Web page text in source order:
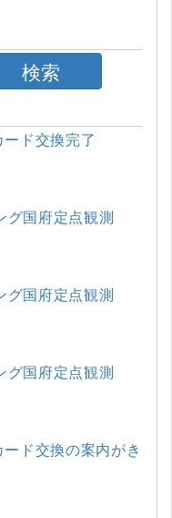
検索
ド交換完了
グ国府定点観測
グ国府定点観測
グ国府定点観測
ド交換の案内がき